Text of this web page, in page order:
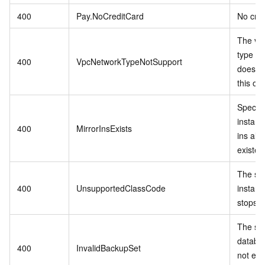
400 Pay.NoCreditCard No
400 VpcNetworkTypeNotSupport
The
type
does
this
400 MirrorInsExists
ins
400 UnsupportedClassCode
The
stops
400 InvalidBackupSet
The
not